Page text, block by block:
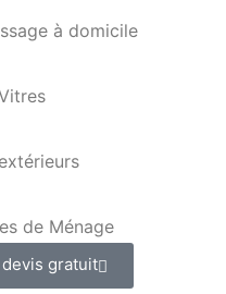
à domicile
de Ménage
gratuit